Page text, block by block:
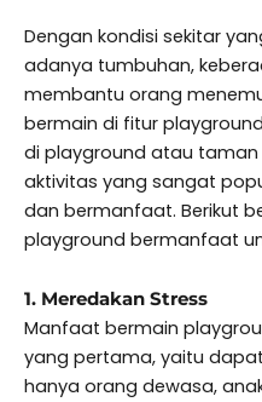
Dengan kondisi sekitar
adanya tumbuhan,
membantu orang
bermain di fitur
di playground atau
aktivitas yang sangat
dan bermanfaat. Berikut
playground bermanfaat
1. Meredakan Stress
Manfaat bermain
yang pertama, yaitu
hanya orang dewasa,